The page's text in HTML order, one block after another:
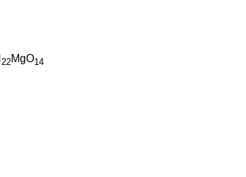
22MgO14